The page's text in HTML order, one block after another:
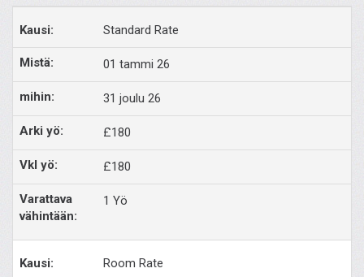
Standard Rate
01 tammi 26
31 joulu 26
£180
£180
1 Yö
Room Rate